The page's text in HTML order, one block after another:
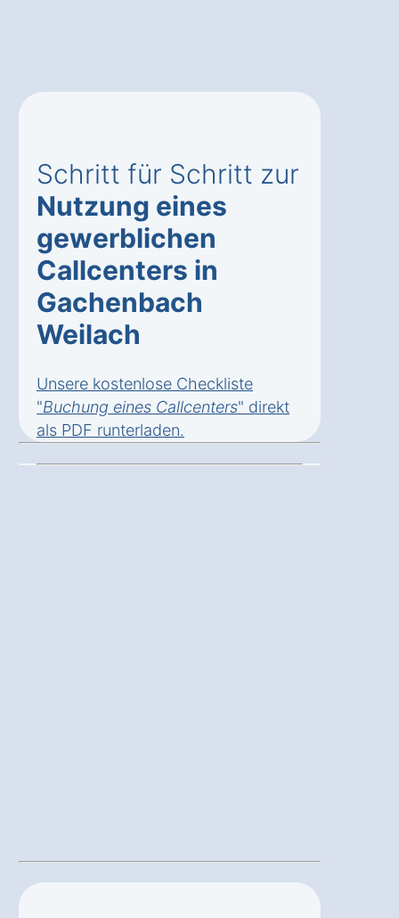
Schritt für Schritt zur
Nutzung eines
gewerblichen
Callcenters in
Gachenbach
Weilach
Unsere kostenlose Checkliste
"Buchung eines Callcenters" direkt
als PDF runterladen.